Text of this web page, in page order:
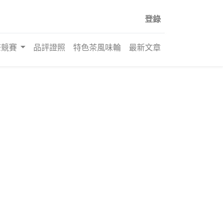
登錄
賽 品評證照 特色茶風味輪 最新文章